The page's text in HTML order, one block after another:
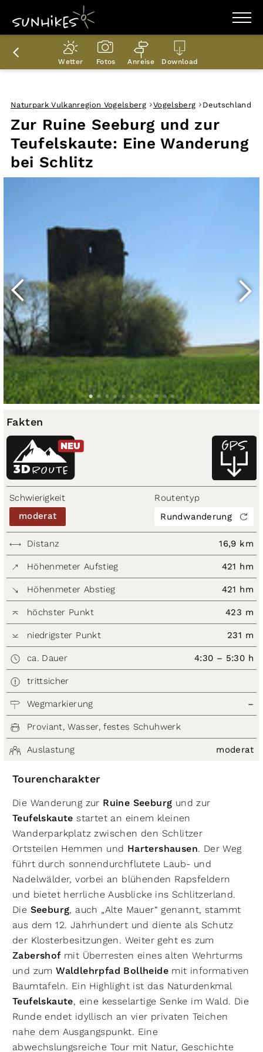
WANDERZIELE
WANDERUNGEN
ENTDECKEN
PLANER
Wetter Fotos Anreise Download
Zur Ruine Seeburg und zur
Teufelskaute: Eine Wanderung
bei Schlitz
Naturpark Vulkanregion Vogelsberg Vogelsberg Deutschland
Fakten
ROUTE
3D
NEU
Schwierigkeit
moderat
Routentyp
Rundwanderung
Distanz 16,9 km
Höhenmeter Aufstieg 421 hm
Höhenmeter Abstieg 421 hm
höchster Punkt 423 m
niedrigster Punkt 231 m
ca. Dauer 4:30 – 5:30 h
trittsicher
Wegmarkierung –
Proviant, Wasser, festes Schuhwerk
Auslastung moderat
Tourencharakter
Die Wanderung zur Ruine Seeburg und zur
Teufelskaute startet an einem kleinen
Wanderparkplatz zwischen den Schlitzer
Ortsteilen Hemmen und Hartershausen. Der Weg
führt durch sonnendurchflutete Laub- und
Nadelwälder, vorbei an blühenden Rapsfeldern
und bietet herrliche Ausblicke ins Schlitzerland.
Die Seeburg, auch „Alte Mauer“ genannt, stammt
aus dem 12. Jahrhundert und diente als Schutz
der Klosterbesitzungen. Weiter geht es zum
Zabershofmit Überresten eines alten Wehrturms
und zumWaldlehrpfad Bollheide mit informativen
Baumtafeln. Ein Highlight ist das Naturdenkmal
Teufelskaute, eine kesselartige Senke im Wald. Die
Runde endet idyllisch an vier privaten Teichen
nahe dem Ausgangspunkt. Eine
abwechslungsreiche Tour mit Natur, Geschichte